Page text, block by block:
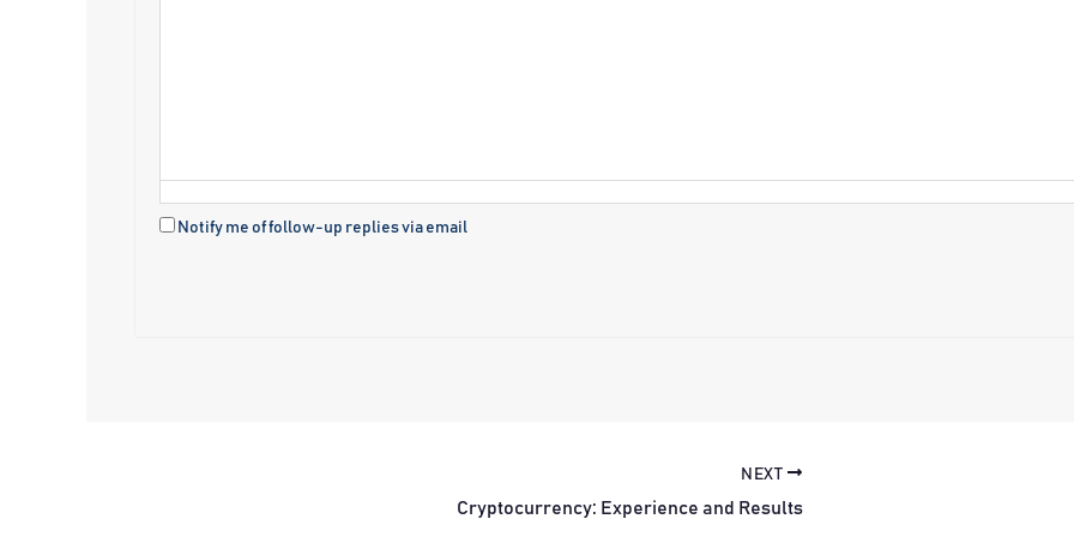
Notify me of follow-up replies via email
NEXT
Cryptocurrency: Experience and Results